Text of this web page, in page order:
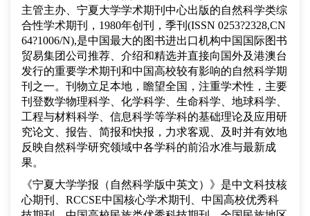
主管主办、宁夏大学学术期刊中心出版的自然科学类综
合性学术期刊， 1980年创刊，季刊(ISSN 0253?2328,CN
64?1006/N),是中国最大的图书进出口机构中国国际图书
贸易集团公司推荐、介绍和精选并直接向国外及港澳台
发行的重要学术期刊和中国高校较有影响的自然科学期
刊之一。刊物立足本地，瞻望全国，注重学术性，主要
刊登数学物理科学、化学科学、生命科学、地球科学、
工程与材料科学、信息科学等学科的基础理论及应用研
究论文、报告、简报和快报，力求客观、及时并有效地
反映自然科学研究领域中各学科的前沿水准与最新成
果。
《宁夏大学学报（自然科学版中英文）》是中文科技核
心期刊、 RCCSE中国核心学术期刊、中国高校优秀科